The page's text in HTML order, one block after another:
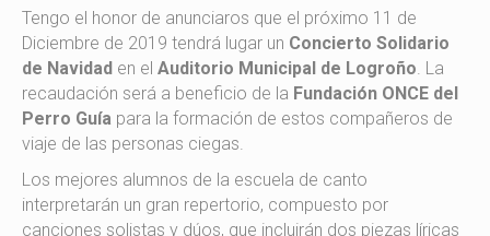
Tengo el honor de anunciaros que el próximo 11 de
Diciembre de 2019 tendrá lugar un Concierto Solidario
de Navidad en el Auditorio Municipal de Logroño . La
recaudación será a beneficio de la Fundación ONCE del
Perro Guía para la formación de estos compañeros de
viaje de las personas ciegas.
Los mejores alumnos de la escuela de canto
interpretarán un gran repertorio, compuesto por
canciones solistas y dúos, que incluirán dos piezas líricas